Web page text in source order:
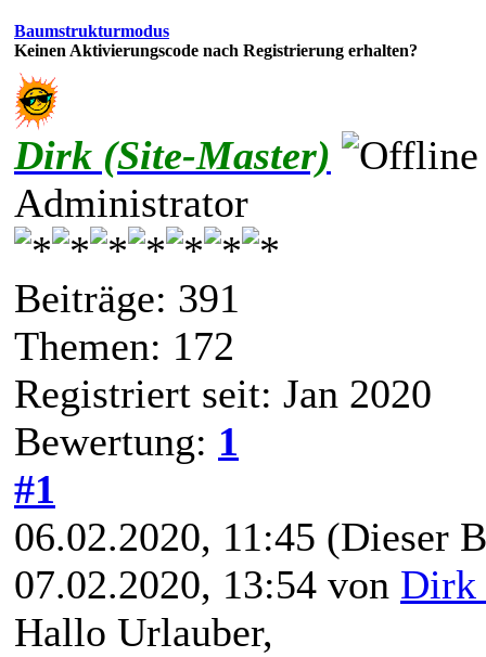
Baumstrukturmodus
Keinen Aktivierungscode nach Registrierung erhalten?
Dirk (Site-Master)
Administrator
Beiträge: 391
Themen: 172
Registriert seit: Jan 2020
Bewertung: 1
#1
06.02.2020, 11:45 (Dieser
07.02.2020, 13:54 von Dirk
Hallo Urlauber,